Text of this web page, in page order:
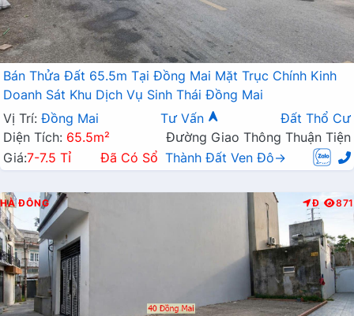
Bán Thửa Đất 65.5m Tại Đồng Mai Mặt Trục Chính Kinh
Doanh Sát Khu Dịch Vụ Sinh Thái Đồng Mai
Vị Trí: Đồng Mai Tư Vấn
Đất Thổ Cư
Diện Tích: 65.5m²
Đường Giao Thông Thuận Tiện
Giá:7-7.5 Tỉ Đã Có Sổ Thành Đất Ven Đô→
HÀ ĐÔNG Đ 871